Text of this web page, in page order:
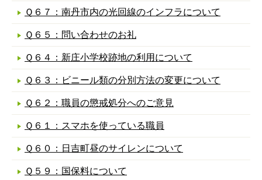
Ｑ６７：南丹市内の光回線のインフラについて
Ｑ６５：問い合わせのお礼
Ｑ６４：新庄小学校跡地の利用について
Ｑ６３：ビニール類の分別方法の変更について
Ｑ６２：職員の懲戒処分へのご意見
Ｑ６１：スマホを使っている職員
Ｑ６０：日吉町昼のサイレンについて
Ｑ５９：国保料について